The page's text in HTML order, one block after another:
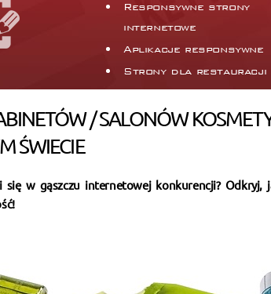
Responsywne strony
internetowe
Aplikacje responsywne
Strony dla restauracji
/ SALONÓW
ŚWIECIE
się w gąszczu internetowej konkurencji? Odkryj,